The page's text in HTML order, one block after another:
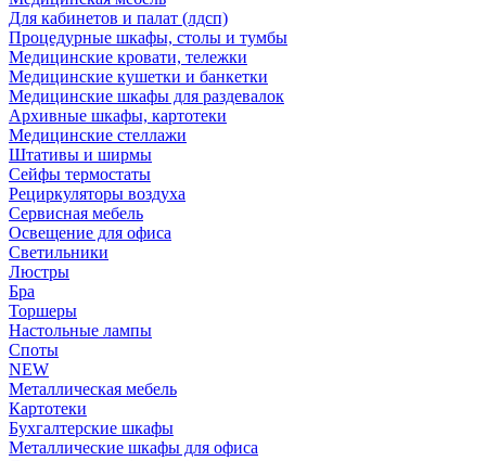
Для кабинетов и палат (лдсп)
Процедурные шкафы, столы и тумбы
Медицинские кровати, тележки
Медицинские кушетки и банкетки
Медицинские шкафы для раздевалок
Архивные шкафы, картотеки
Медицинские стеллажи
Штативы и ширмы
Сейфы термостаты
Рециркуляторы воздуха
Сервисная мебель
Освещение для офиса
Светильники
Люстры
Бра
Торшеры
Настольные лампы
Споты
NEW
Металлическая мебель
Картотеки
Бухгалтерские шкафы
Металлические шкафы для офиса